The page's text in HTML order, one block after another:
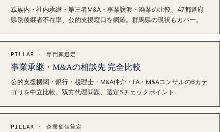
親族内・社内承継・第三者M&A・事業譲渡・廃業の比較、47都道府
県別後継者不在率、公的支援窓口を網羅。群馬県の現状もカバー。
PILLAR · 専門家選定
事業承継・M&Aの相談先 完全比較
公的支援機関・銀行・税理士・M&A仲介・FA・M&Aコンサルの6カテ
ゴリを中立比較。双方代理問題、選定5チェックポイント。
PILLAR · 企業価値算定